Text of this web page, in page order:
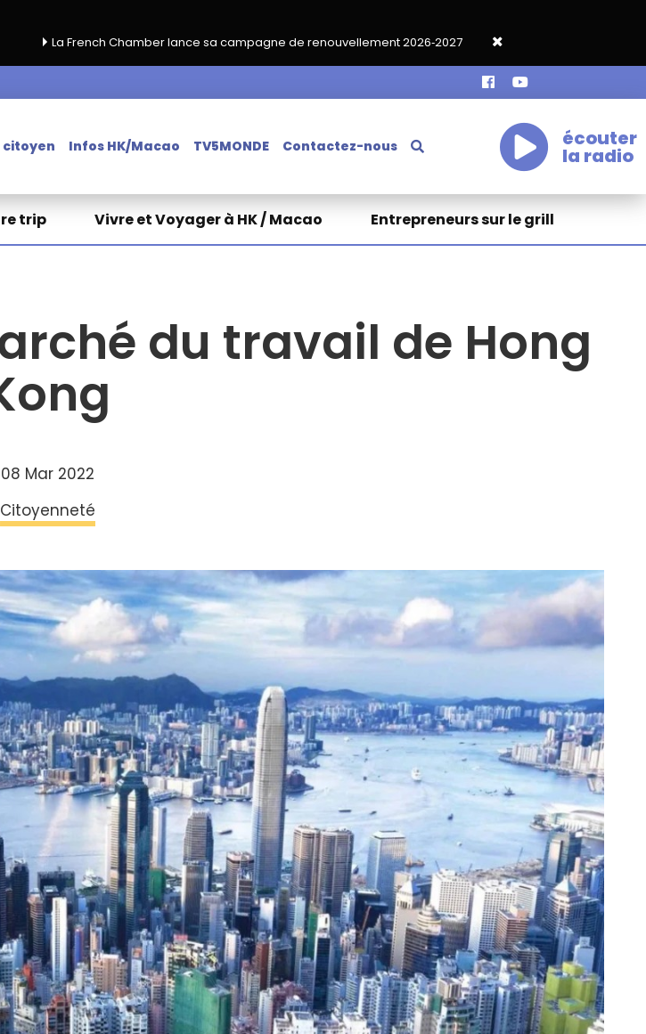
lance sa campagne de renouvellement 2026‑2027
Grand café de rentrée HKA le vendredi 18
citoyen Infos HK/Macao TV5MONDE Contactez-nous écouter
la radio
trip Vivre et Voyager à HK / Macao Entrepreneurs sur le grill
du travail de Hong
08 Mar 2022
Citoyenneté